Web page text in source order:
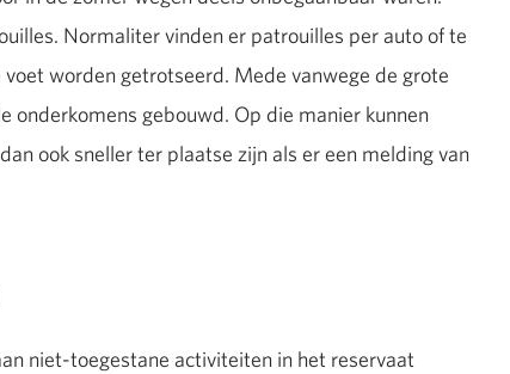
Normaliter vinden er patrouilles per auto of te
worden getrotseerd. Mede vanwege de grote
onderkomens gebouwd. Op die manier kunnen
ook sneller ter plaatse zijn als er een melding van
niet-toegestane activiteiten in het reservaat